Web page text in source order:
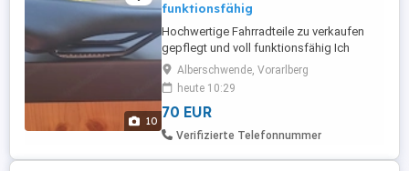
10
funktionsfähig
Hochwertige Fahrradteile zu verkaufen
gepflegt und voll funktionsfähig Ich
verkaufe verschiedene hochwertige
Fahrradteile, die ich nach einem Upgrade
meines Fahrrads nicht mehr benötige.
Hochwertige Markenkomponenten
Ehrliche Beschreibung und Originalfotos
Alberschwende, Vorarlberg
heute 10:29
70 EUR
Verifizierte Telefonnummer